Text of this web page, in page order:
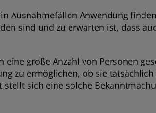
Ausnahmefällen Anwendung
sind und zu erwarten ist, dass
große Anzahl von Personen
zu ermöglichen, ob sie
sich eine solche